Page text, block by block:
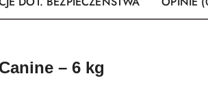
– 6 kg